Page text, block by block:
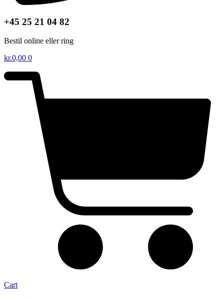
+45 25 21 04 82
Bestil online eller ring
kr.0,00 0
Cart